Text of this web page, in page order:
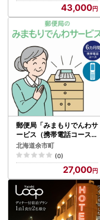
43,000
郵便局「みまもりでんわサ
ービス（携帯電話コース）
」6カ月間_Y073-0008
北海道余市町
(0)
27,000